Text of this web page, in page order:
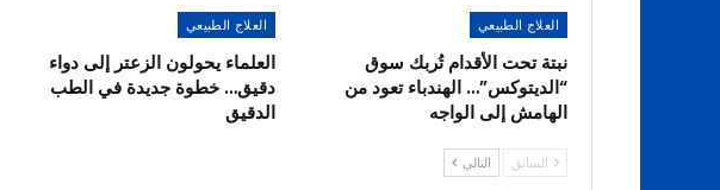
العلاج الطبيعي
نبتة تحت الأقدام تُربك سوق
“الديتوكس”… الهندباء تعود من
الهامش إلى الواجه
العلاج الطبيعي
العلماء يحولون الزعتر إلى دواء
دقيق… خطوة جديدة في الطب
الدقيق
السابق التالي